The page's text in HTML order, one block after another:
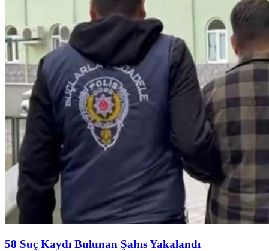
58 Suç Kaydı Bulunan Şahıs Yakalandı